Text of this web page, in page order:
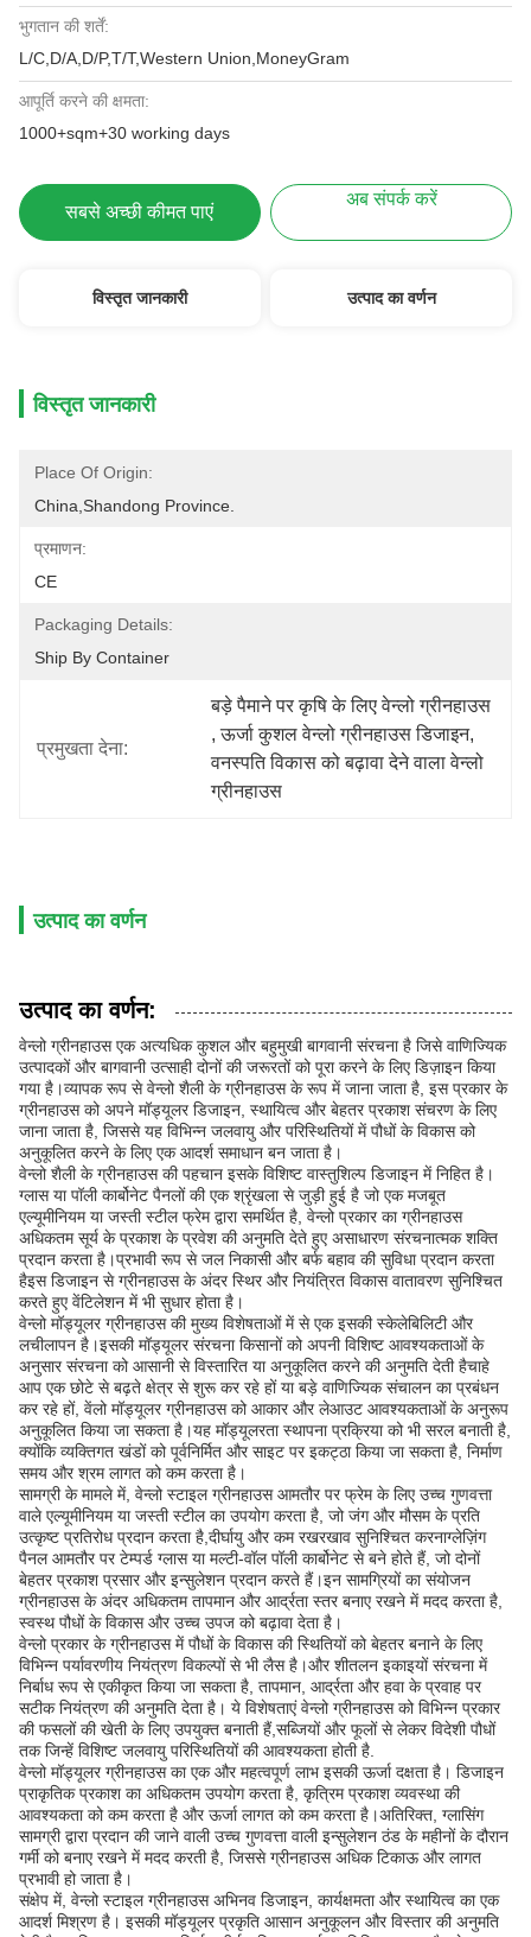
भुगतान की शर्तें:
L/C,D/A,D/P,T/T,Western Union,MoneyGram
आपूर्ति करने की क्षमता:
1000+sqm+30 working days
सबसे अच्छी कीमत पाएं
अब संपर्क करें
विस्तृत जानकारी उत्पाद का वर्णन
विस्तृत जानकारी
Place Of Origin:
China,Shandong Province.
प्रमाणन:
CE
Packaging Details:
Ship By Container
प्रमुखता देना:
बड़े पैमाने पर कृषि के लिए वेन्लो ग्रीनहाउस
, ऊर्जा कुशल वेन्लो ग्रीनहाउस डिजाइन,
वनस्पति विकास को बढ़ावा देने वाला वेन्लो
ग्रीनहाउस
उत्पाद का वर्णन
उत्पाद का वर्णन:
वेन्लो ग्रीनहाउस एक अत्यधिक कुशल और बहुमुखी बागवानी संरचना है जिसे वाणिज्यिक
उत्पादकों और बागवानी उत्साही दोनों की जरूरतों को पूरा करने के लिए डिज़ाइन किया
गया है।व्यापक रूप से वेन्लो शैली के ग्रीनहाउस के रूप में जाना जाता है, इस प्रकार के
ग्रीनहाउस को अपने मॉड्यूलर डिजाइन, स्थायित्व और बेहतर प्रकाश संचरण के लिए
जाना जाता है, जिससे यह विभिन्न जलवायु और परिस्थितियों में पौधों के विकास को
अनुकूलित करने के लिए एक आदर्श समाधान बन जाता है।
वेन्लो शैली के ग्रीनहाउस की पहचान इसके विशिष्ट वास्तुशिल्प डिजाइन में निहित है।
ग्लास या पॉली कार्बोनेट पैनलों की एक श्रृंखला से जुड़ी हुई है जो एक मजबूत
एल्यूमीनियम या जस्ती स्टील फ्रेम द्वारा समर्थित है, वेन्लो प्रकार का ग्रीनहाउस
अधिकतम सूर्य के प्रकाश के प्रवेश की अनुमति देते हुए असाधारण संरचनात्मक शक्ति
प्रदान करता है।प्रभावी रूप से जल निकासी और बर्फ बहाव की सुविधा प्रदान करता
हैइस डिजाइन से ग्रीनहाउस के अंदर स्थिर और नियंत्रित विकास वातावरण सुनिश्चित
करते हुए वेंटिलेशन में भी सुधार होता है।
वेन्लो मॉड्यूलर ग्रीनहाउस की मुख्य विशेषताओं में से एक इसकी स्केलेबिलिटी और
लचीलापन है।इसकी मॉड्यूलर संरचना किसानों को अपनी विशिष्ट आवश्यकताओं के
अनुसार संरचना को आसानी से विस्तारित या अनुकूलित करने की अनुमति देती हैचाहे
आप एक छोटे से बढ़ते क्षेत्र से शुरू कर रहे हों या बड़े वाणिज्यिक संचालन का प्रबंधन
कर रहे हों, वेंलो मॉड्यूलर ग्रीनहाउस को आकार और लेआउट आवश्यकताओं के अनुरूप
अनुकूलित किया जा सकता है।यह मॉड्यूलरता स्थापना प्रक्रिया को भी सरल बनाती है,
क्योंकि व्यक्तिगत खंडों को पूर्वनिर्मित और साइट पर इकट्ठा किया जा सकता है, निर्माण
समय और श्रम लागत को कम करता है।
सामग्री के मामले में, वेन्लो स्टाइल ग्रीनहाउस आमतौर पर फ्रेम के लिए उच्च गुणवत्ता
वाले एल्यूमीनियम या जस्ती स्टील का उपयोग करता है, जो जंग और मौसम के प्रति
उत्कृष्ट प्रतिरोध प्रदान करता है,दीर्घायु और कम रखरखाव सुनिश्चित करनाग्लेज़िंग
पैनल आमतौर पर टेम्पर्ड ग्लास या मल्टी-वॉल पॉली कार्बोनेट से बने होते हैं, जो दोनों
बेहतर प्रकाश प्रसार और इन्सुलेशन प्रदान करते हैं।इन सामग्रियों का संयोजन
ग्रीनहाउस के अंदर अधिकतम तापमान और आर्द्रता स्तर बनाए रखने में मदद करता है,
स्वस्थ पौधों के विकास और उच्च उपज को बढ़ावा देता है।
वेन्लो प्रकार के ग्रीनहाउस में पौधों के विकास की स्थितियों को बेहतर बनाने के लिए
विभिन्न पर्यावरणीय नियंत्रण विकल्पों से भी लैस है।और शीतलन इकाइयों संरचना में
निर्बाध रूप से एकीकृत किया जा सकता है, तापमान, आर्द्रता और हवा के प्रवाह पर
सटीक नियंत्रण की अनुमति देता है। ये विशेषताएं वेन्लो ग्रीनहाउस को विभिन्न प्रकार
की फसलों की खेती के लिए उपयुक्त बनाती हैं,सब्जियों और फूलों से लेकर विदेशी पौधों
तक जिन्हें विशिष्ट जलवायु परिस्थितियों की आवश्यकता होती है.
वेन्लो मॉड्यूलर ग्रीनहाउस का एक और महत्वपूर्ण लाभ इसकी ऊर्जा दक्षता है। डिजाइन
प्राकृतिक प्रकाश का अधिकतम उपयोग करता है, कृत्रिम प्रकाश व्यवस्था की
आवश्यकता को कम करता है और ऊर्जा लागत को कम करता है।अतिरिक्त, ग्लासिंग
सामग्री द्वारा प्रदान की जाने वाली उच्च गुणवत्ता वाली इन्सुलेशन ठंड के महीनों के दौरान
गर्मी को बनाए रखने में मदद करती है, जिससे ग्रीनहाउस अधिक टिकाऊ और लागत
प्रभावी हो जाता है।
संक्षेप में, वेन्लो स्टाइल ग्रीनहाउस अभिनव डिजाइन, कार्यक्षमता और स्थायित्व का एक
आदर्श मिश्रण है। इसकी मॉड्यूलर प्रकृति आसान अनुकूलन और विस्तार की अनुमति